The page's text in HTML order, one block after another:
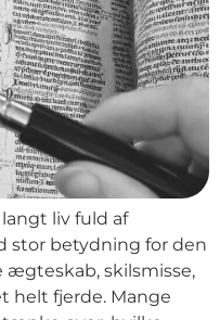
liv fuld af
stor betydning for den
skilsmisse,
helt fjerde. Mange